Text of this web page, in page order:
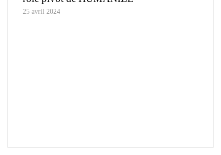
25 avril 2024